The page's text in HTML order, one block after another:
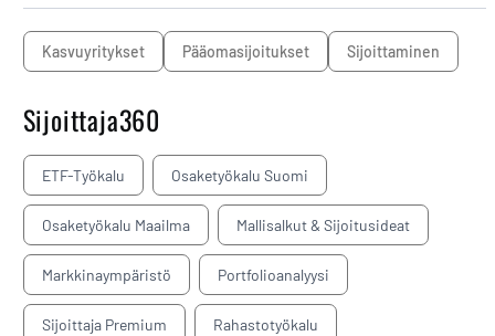
kasvuyritykset pääomasijoitukset sijoittaminen
Sijoittaja360
ETF-Työkalu Osaketyökalu Suomi
Osaketyökalu Maailma Mallisalkut & Sijoitusideat
Markkinaympäristö Portfolioanalyysi
Sijoittaja Premium Rahastotyökalu